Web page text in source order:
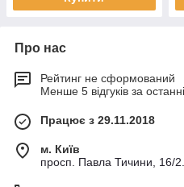
Про нас
Рейтинг не сформований
Менше 5 відгуків за
Працює з 29.11.2018
м. Київ
просп. Павла Тичини, 16/